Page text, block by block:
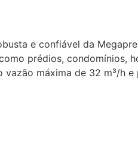
e confiável da
prédios,
máxima de 32 m³/h